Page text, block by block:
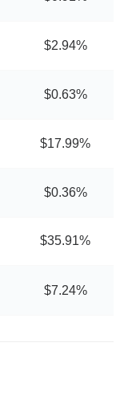
$2.94%
$0.63%
$17.99%
$0.36%
$35.91%
$7.24%